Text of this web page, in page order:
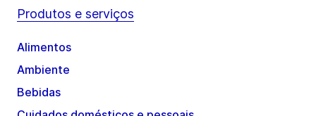
Produtos e serviços
Alimentos
Ambiente
Bebidas